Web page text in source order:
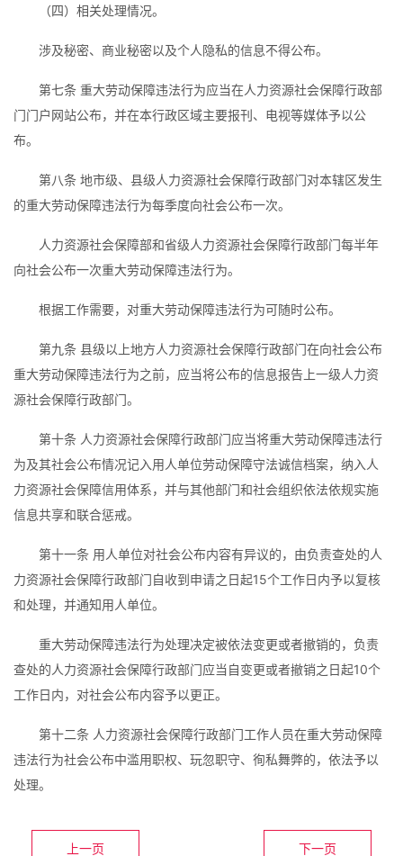
（四）相关处理情况。
涉及秘密、商业秘密以及个人隐私的信息不得公布。
第七条 重大劳动保障违法行为应当在人力资源社会保障行政部
门门户网站公布，并在本行政区域主要报刊、电视等媒体予以公
布。
第八条 地市级、县级人力资源社会保障行政部门对本辖区发生
的重大劳动保障违法行为每季度向社会公布一次。
人力资源社会保障部和省级人力资源社会保障行政部门每半年
向社会公布一次重大劳动保障违法行为。
根据工作需要，对重大劳动保障违法行为可随时公布。
第九条 县级以上地方人力资源社会保障行政部门在向社会公布
重大劳动保障违法行为之前，应当将公布的信息报告上一级人力资
源社会保障行政部门。
第十条 人力资源社会保障行政部门应当将重大劳动保障违法行
为及其社会公布情况记入用人单位劳动保障守法诚信档案，纳入人
力资源社会保障信用体系，并与其他部门和社会组织依法依规实施
信息共享和联合惩戒。
第十一条 用人单位对社会公布内容有异议的，由负责查处的人
力资源社会保障行政部门自收到申请之日起15个工作日内予以复核
和处理，并通知用人单位。
重大劳动保障违法行为处理决定被依法变更或者撤销的，负责
查处的人力资源社会保障行政部门应当自变更或者撤销之日起10个
工作日内，对社会公布内容予以更正。
第十二条 人力资源社会保障行政部门工作人员在重大劳动保障
违法行为社会公布中滥用职权、玩忽职守、徇私舞弊的，依法予以
处理。
上一页 下一页